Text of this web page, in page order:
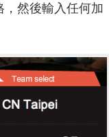
然後輸入任何加